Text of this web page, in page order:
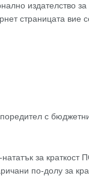
издателство за
страницата вие
с
за
по-долу за